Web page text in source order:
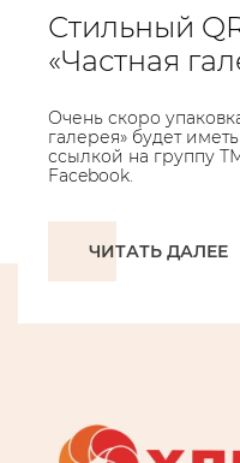
Стильный
«Частная
Очень скоро
галерея» будет
ссылкой на группу
Facebook.
ЧИТАТЬ ДАЛЕЕ